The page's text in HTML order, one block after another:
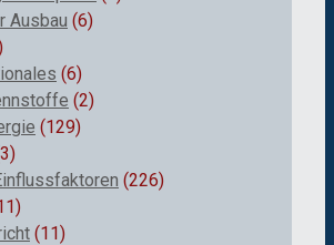
Ausbau (6)
(6)
(2)
(129)
(226)
(11)